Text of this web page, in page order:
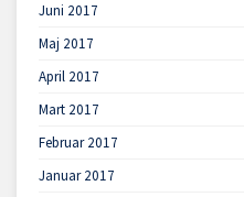
Juni 2017
Maj 2017
April 2017
Mart 2017
Februar 2017
Januar 2017